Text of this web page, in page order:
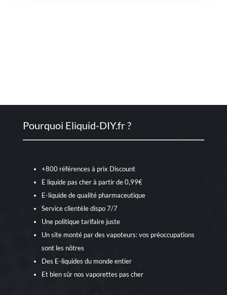
Pourquoi Eliquid-DIY.fr ?
+800 références à prix Discount
E liquide pas cher à partir de 0,99€
E-liquide de qualité pharmaceutique
Service clientèle dispo 7/7
Une politique tarifaire juste
Un site monté par des vapoteurs: vos préoccupations
sont les nôtres
Des E-liquides du monde entier
Et bien sûr nos vaporettes pas cher